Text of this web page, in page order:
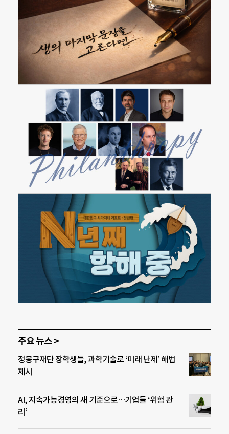
주요 뉴스 >
정몽구재단 장학생들, 과학기술로 ‘미래 난제’ 해법
제시
AI, 지속가능경영의 새 기준으로…기업들 ‘위험 관
리’